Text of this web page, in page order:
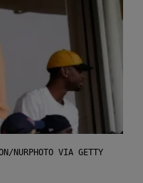
NURPHOTO VIA GETTY